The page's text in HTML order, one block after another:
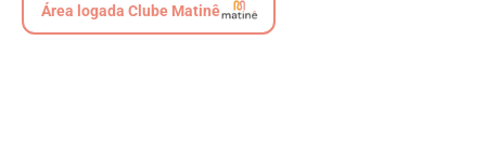
Área logada Clube Matinê